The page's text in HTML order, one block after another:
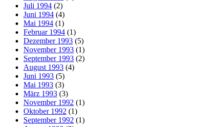
Juli 1994 (2)
Juni 1994 (4)
Mai 1994 (1)
Februar 1994 (1)
Dezember 1993 (5)
November 1993 (1)
September 1993 (2)
August 1993 (4)
Juni 1993 (5)
Mai 1993 (3)
März 1993 (3)
November 1992 (1)
Oktober 1992 (1)
September 1992 (1)